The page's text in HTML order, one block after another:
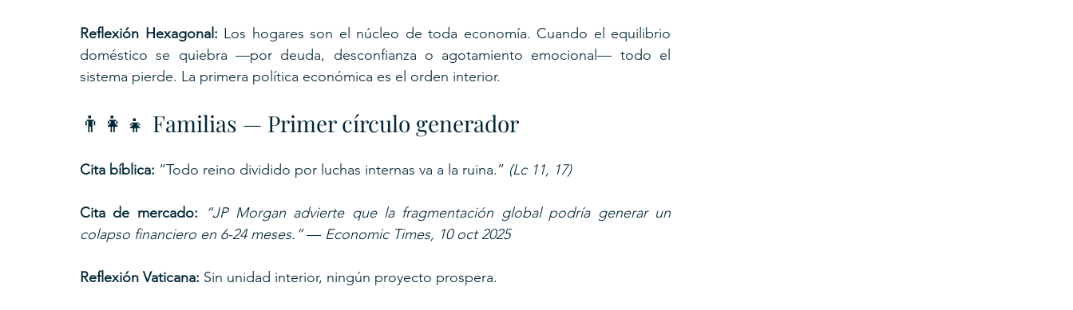
Reflexión Hexagonal: Los hogares son el núcleo de toda economía. Cuando el equilibrio
doméstico se quiebra —por deuda, desconfianza o agotamiento emocional— todo el
sistema pierde. La primera política económica es el orden interior.
👨‍👩‍👧 Familias — Primer círculo generador
Cita bíblica: “Todo reino dividido por luchas internas va a la ruina.” (Lc 11, 17)
Cita de mercado:
“JP Morgan advierte que la fragmentación global podría generar un
colapso financiero en 6-24 meses.” — Economic Times, 10 oct 2025
Reflexión Vaticana: Sin unidad interior, ningún proyecto prospera.